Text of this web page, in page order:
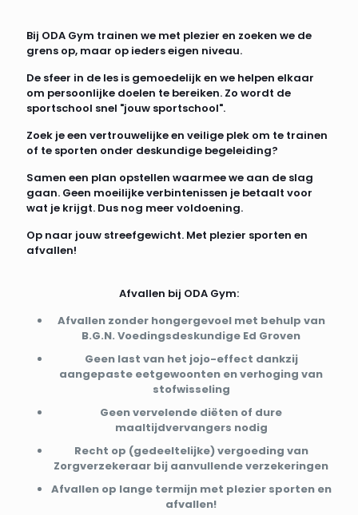
Bij ODA Gym trainen we met plezier en zoeken we de
grens op, maar op ieders eigen niveau.
De sfeer in de les is gemoedelijk en we helpen elkaar
om persoonlijke doelen te bereiken. Zo wordt de
sportschool snel "jouw sportschool".
Zoek je een vertrouwelijke en veilige plek om te trainen
of te sporten onder deskundige begeleiding?
Samen een plan opstellen waarmee we aan de slag
gaan. Geen moeilijke verbintenissen je betaalt voor
wat je krijgt. Dus nog meer voldoening.
Op naar jouw streefgewicht. Met plezier sporten en
afvallen!
Afvallen bij ODA Gym:
Afvallen zonder hongergevoel met behulp van
B.G.N. Voedingsdeskundige Ed Groven
Geen last van het jojo-effect dankzij
aangepaste eetgewoonten en verhoging van
stofwisseling
Geen vervelende diëten of dure
maaltijdvervangers nodig
Recht op (gedeeltelijke) vergoeding van
Zorgverzekeraar bij aanvullende verzekeringen
Afvallen op lange termijn met plezier sporten en
afvallen!